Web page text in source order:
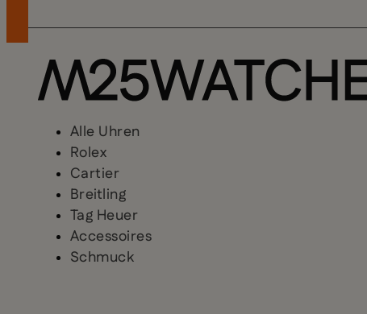
Alle Uhren
Rolex
Cartier
Breitling
Tag Heuer
Accessoires
Schmuck